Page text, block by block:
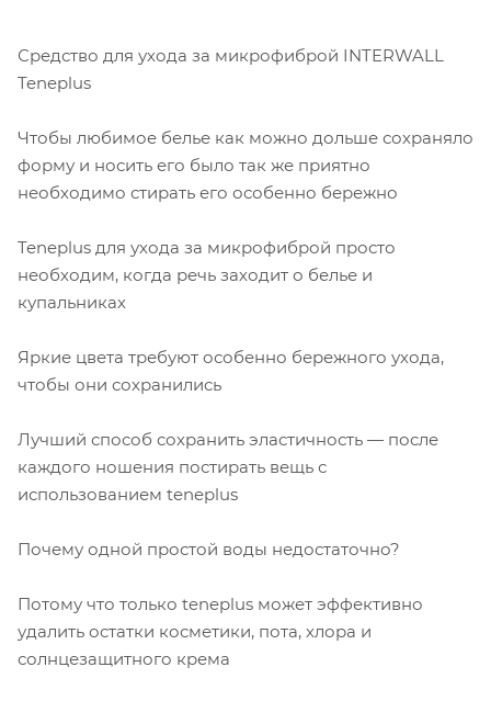
Средство для ухода за микрофиброй INTERWALL
Teneplus
Чтобы любимое белье как можно дольше сохраняло
форму и носить его было так же приятно
необходимо стирать его особенно бережно
Teneplus для ухода за микрофиброй просто
необходим, когда речь заходит о белье и
купальниках
Яркие цвета требуют особенно бережного ухода,
чтобы они сохранились
Лучший способ сохранить эластичность — после
каждого ношения постирать вещь с
использованием teneplus
Почему одной простой воды недостаточно?
Потому что только teneplus может эффективно
удалить остатки косметики, пота, хлора и
солнцезащитного крема